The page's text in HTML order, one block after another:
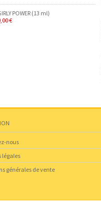
POWER (13 ml)
€
nous
légales
générales de vente